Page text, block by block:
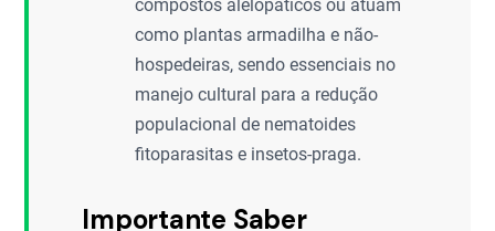
compostos alelopáticos ou atuam
como plantas armadilha e não-
hospedeiras, sendo essenciais no
manejo cultural para a redução
populacional de nematoides
fitoparasitas e insetos-praga.
Importante Saber